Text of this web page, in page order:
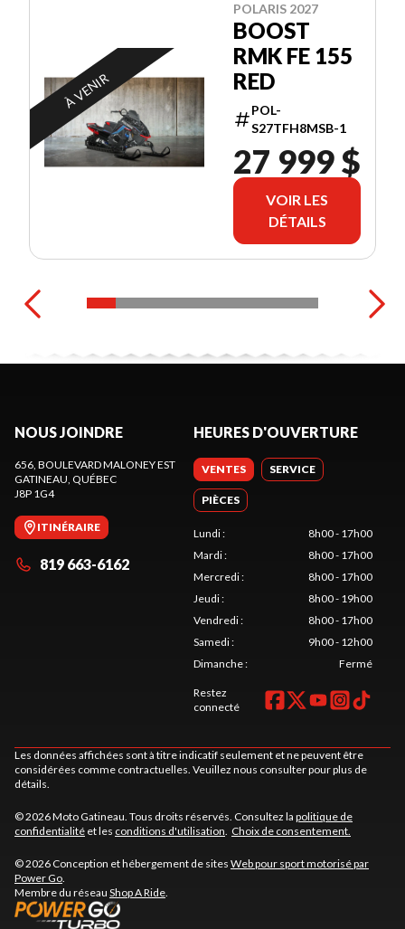
À VENIR
POLARIS 2027
BOOST
RMK FE 155
RED
POL-
S27TFH8MSB-1
27 999 $
VOIR LES
DÉTAILS
NOUS JOINDRE
656, BOULEVARD MALONEY EST
GATINEAU, QUÉBEC
J8P 1G4
ITINÉRAIRE
819 663-6162
HEURES D'OUVERTURE
VENTES SERVICE
PIÈCES
Lundi:
8h00 - 17h00
Mardi:
8h00 - 17h00
Mercredi:
8h00 - 17h00
Jeudi:
8h00 - 19h00
Vendredi:
8h00 - 17h00
Samedi:
9h00 - 12h00
Dimanche: Fermé
Restez
connecté
Les données affichées sont à titre indicatif seulement et ne peuvent être
considérées comme contractuelles. Veuillez nous consulter pour plus de
détails.
© 2026 Moto Gatineau. Tous droits réservés. Consultez la politique de
confidentialité et les conditions d'utilisation. Choix de consentement.
© 2026 Conception et hébergement de sites Web pour sport motorisé par
Power Go.
Membre du réseau Shop A Ride.